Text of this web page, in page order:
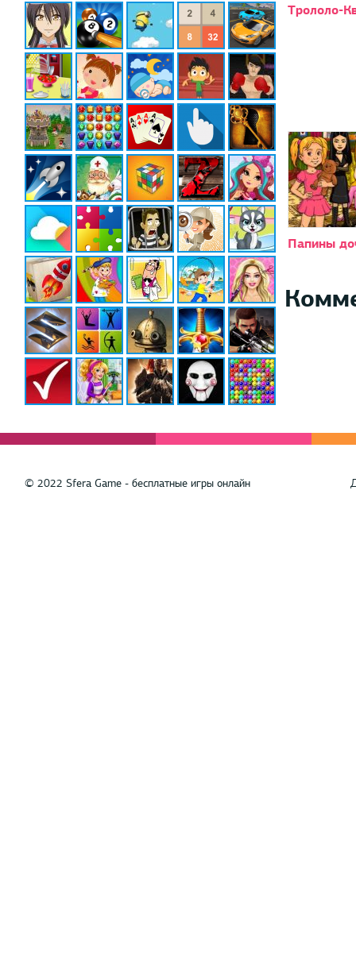
Трололо-
Папины
© 2022 Sfera Game - бесплатные игры онлайн